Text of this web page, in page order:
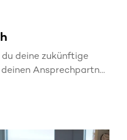
deine zukünftige
Ansprechpartner